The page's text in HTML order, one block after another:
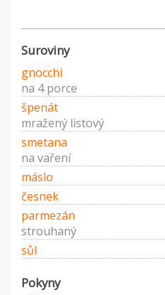
Suroviny
gnocchi
na 4 porce
špenát
mražený listový
smetana
na vaření
máslo
česnek
parmezán
strouhaný
sůl
Pokyny